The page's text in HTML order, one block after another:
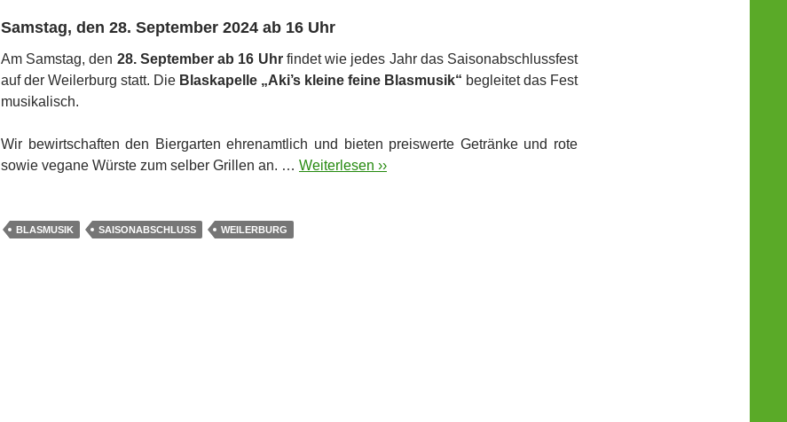
Samstag, den 28. September 2024 ab 16 Uhr
Am Samstag, den 28. September ab 16 Uhrfindet wie jedes Jahr das Saisonabschlussfest
auf der Weilerburg statt. Die Blaskapelle „Aki’s kleine feine Blasmusik“ begleitet das Fest
musikalisch.
Wir bewirtschaften den Biergarten ehrenamtlich und bieten preiswerte Getränke und rote
sowie vegane Würste zum selber Grillen an. … Weiterlesen ››
BLASMUSIK SAISONABSCHLUSS WEILERBURG